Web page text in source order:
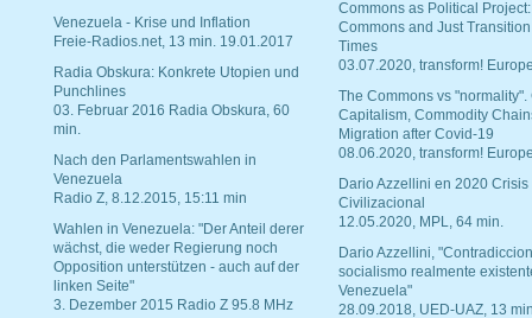
Venezuela - Krise und Inflation
Freie-Radios.net, 13 min. 19.01.2017
Radia Obskura: Konkrete Utopien und
Punchlines
03. Februar 2016 Radia Obskura, 60
min.
Nach den Parlamentswahlen in
Venezuela
Radio Z, 8.12.2015, 15:11 min
Wahlen in Venezuela: "Der Anteil derer
wächst, die weder Regierung noch
Opposition unterstützen - auch auf der
linken Seite"
3. Dezember 2015 Radio Z 95.8 MHz
Commons as Political Project:
Commons and Just
Times
03.07.2020, transform!
The Commons vs "normality".
Capitalism, Commodity
Migration after Covid-19
08.06.2020, transform!
Dario Azzellini en 2020 Crisis
Civilizacional
12.05.2020, MPL, 64 min.
Dario Azzellini,
socialismo realmente
Venezuela"
28.09.2018, UED-UAZ, 13